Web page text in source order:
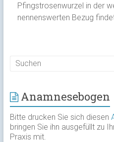
Pfingstrosenwurzel in der
nennenswerten Bezug
Anamnesebogen
Bitte drucken Sie sich diesen
bringen Sie ihn ausgefüllt zu
Praxis mit.